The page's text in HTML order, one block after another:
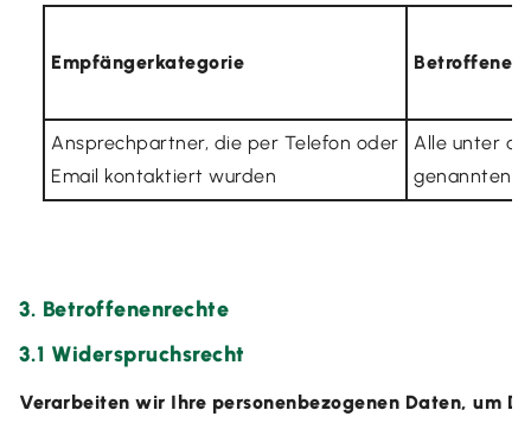
Empfängerkategorie Betroffene
Ansprechpartner, die per Telefon oder
Email kontaktiert wurden
Alle unter a)
genannten
3. Betroffenenrechte
3.1 Widerspruchsrecht
Verarbeiten wir Ihre personenbezogenen Daten, um